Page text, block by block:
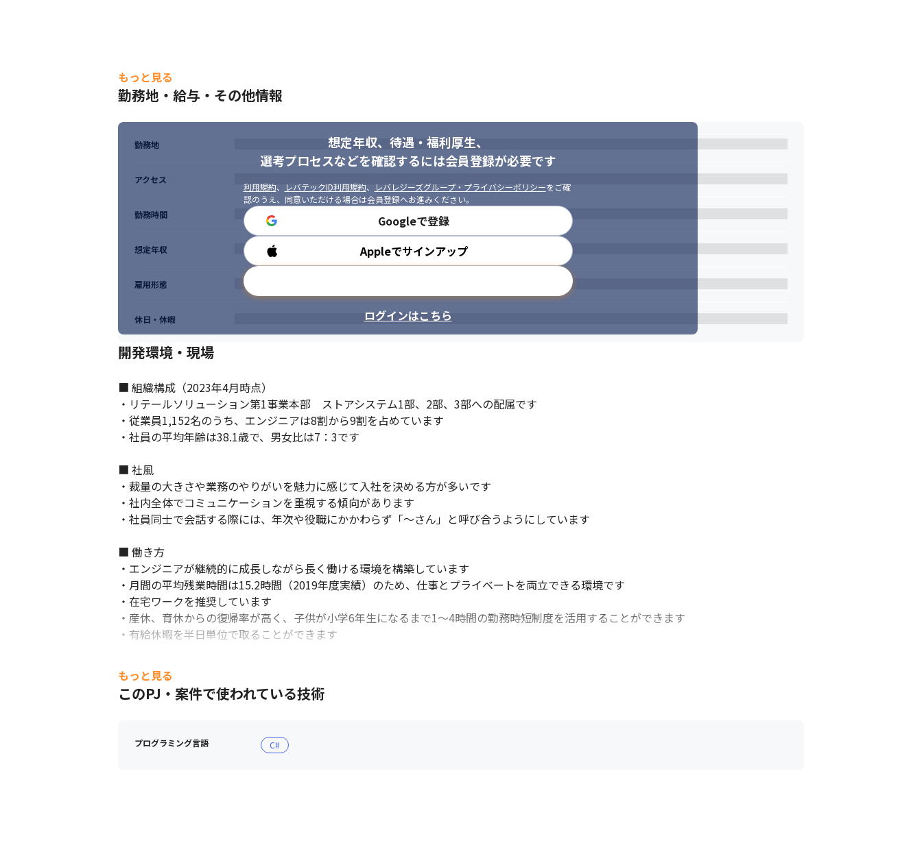
もっと見る
勤務地・給与・その他情報
想定年収、待遇・福利厚生、
選考プロセスなどを確認するには会員登録が必要です
利用規約、 レバテックID利用規約、 レバレジーズグループ・プライバシーポリシーをご確
認のうえ、同意いただける場合は会員登録へお進みください。
Googleで登録
Appleでサインアップ
ログインはこちら
勤務地
アクセス
勤務時間
想定年収
雇用形態
休日・休暇
開発環境・現場
■ 組織構成（2023年4月時点）
・リテールソリューション第1事業本部　ストアシステム1部、2部、3部への配属です
・従業員1,152名のうち、エンジニアは8割から9割を占めています
・社員の平均年齢は38.1歳で、男女比は7：3です
■ 社風
・裁量の大きさや業務のやりがいを魅力に感じて入社を決める方が多いです
・社内全体でコミュニケーションを重視する傾向があります
・社員同士で会話する際には、年次や役職にかかわらず「～さん」と呼び合うようにしています
■ 働き方
・エンジニアが継続的に成長しながら長く働ける環境を構築しています
・月間の平均残業時間は15.2時間（2019年度実績）のため、仕事とプライベートを両立できる環境です
・在宅ワークを推奨しています
・産休、育休からの復帰率が高く、子供が小学6年生になるまで1～4時間の勤務時短制度を活用することができます
・有給休暇を半日単位で取ることができます
■ 研修、教育制度
・3年目、5年目でスキルに合わせた研修を実施しています
・毎年見直する約150の資格を対象として、難易度に応じた自己啓発奨励金を支給しています
・販売士やTOEIC、簿記など技術に関わらず幅広い資格の取得も推奨されています
・Uターン、Iターン支援をしています
もっと見る
このPJ・案件で使われている技術
プログラミング言語 C#